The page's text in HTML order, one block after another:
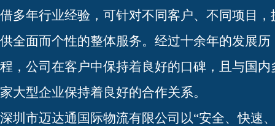
借多年行业经验，可针对不同客户、不同项目，
供全面而个性的整体服务。经过十余年的发展历
程，公司在客户中保持着良好的口碑，且与国内
家大型企业保持着良好的合作关系。
深圳市迈达通国际物流有限公司以“安全、快速